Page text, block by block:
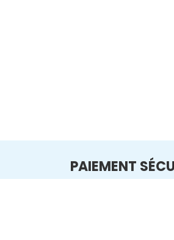
PAIEMENT